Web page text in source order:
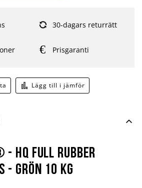
Lägg till i jämför
30-dagars returrätt
Prisgaranti
HQ Full Rubber
- Grön 10 kg